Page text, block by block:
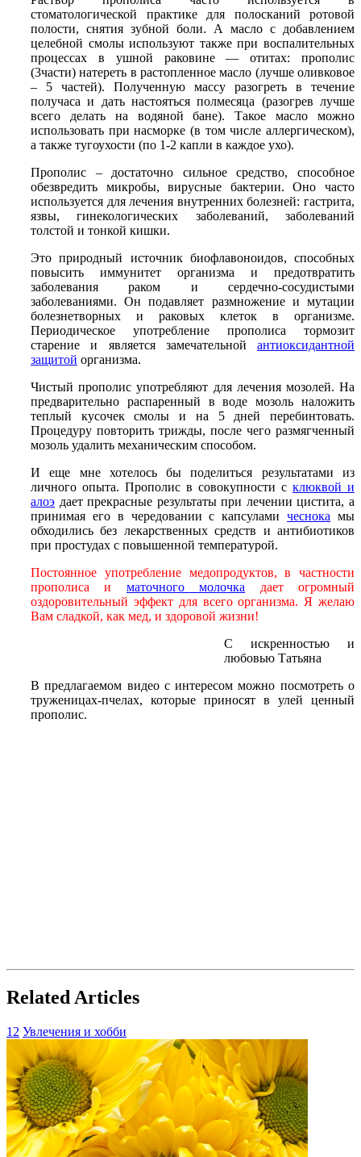
стоматологической практике для полосканий ротовой
полости, снятия зубной боли. А масло с добавлением
целебной смолы используют также при воспалительных
процессах в ушной раковине — отитах: прополис
(3части) натереть в растопленное масло (лучше оливковое
– 5 частей). Полученную массу разогреть в течение
получаса и дать настояться полмесяца (разогрев лучше
всего делать на водяной бане). Такое масло можно
использовать при насморке (в том числе аллергическом),
а также тугоухости (по 1-2 капли в каждое ухо).
Прополис – достаточно сильное средство, способное
обезвредить микробы, вирусные бактерии. Оно часто
используется для лечения внутренних болезней: гастрита,
язвы, гинекологических заболеваний, заболеваний
толстой и тонкой кишки.
Это природный источник биофлавоноидов, способных
повысить иммунитет организма и предотвратить
заболевания раком и сердечно-сосудистыми
заболеваниями. Он подавляет размножение и мутации
болезнетворных и раковых клеток в организме.
Периодическое употребление прополиса тормозит
старение и является замечательной антиоксидантной
защитой организма.
Чистый прополис употребляют для лечения мозолей. На
предварительно распаренный в воде мозоль наложить
теплый кусочек смолы и на 5 дней перебинтовать.
Процедуру повторить трижды, после чего размягченный
мозоль удалить механическим способом.
И еще мне хотелось бы поделиться результатами из
личного опыта. Прополис в совокупности с клюквой и
алоэ дает прекрасные результаты при лечении цистита, а
принимая его в чередовании с капсуламичеснока мы
обходились без лекарственных средств и антибиотиков
при простудах с повышенной температурой.
Постоянное употребление медопродуктов, в частности
прополиса и маточного молочка дает огромный
оздоровительный эффект для всего организма. Я желаю
Вам сладкой, как мед, и здоровой жизни!
С искренностью и
любовью Татьяна
В предлагаемом видео с интересом можно посмотреть о
труженицах-пчелах, которые приносят в улей ценный
прополис.
Related Articles
12 Увлечения и хобби